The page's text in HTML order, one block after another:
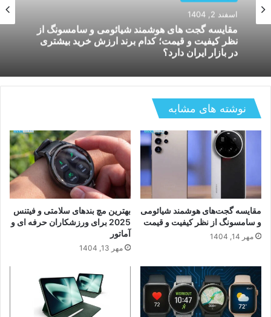
بهمن 26, 1404
بررسی دستگاه های هوشمند کنترل لوازم خانگی؛
کدام سیستم برای خانه های ایرانی بهتر کار میکند و
چگونه استفاده میشود؟
نوشته های مشابه
مقایسه گجت‌های هوشمند شیائومی
و سامسونگ از نظر کیفیت و قیمت
مهر 14, 1404
بهترین مچ بندهای سلامتی و فیتنس
2025 برای ورزشکاران حرفه ای و
آماتور
مهر 13, 1404